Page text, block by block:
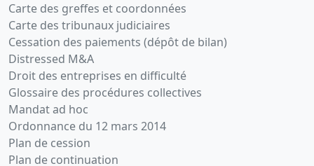
Carte des greffes et coordonnées
Carte des tribunaux judiciaires
Cessation des paiements (dépôt de bilan)
Distressed M&A
Droit des entreprises en difficulté
Glossaire des procédures collectives
Mandat ad hoc
Ordonnance du 12 mars 2014
Plan de cession
Plan de continuation